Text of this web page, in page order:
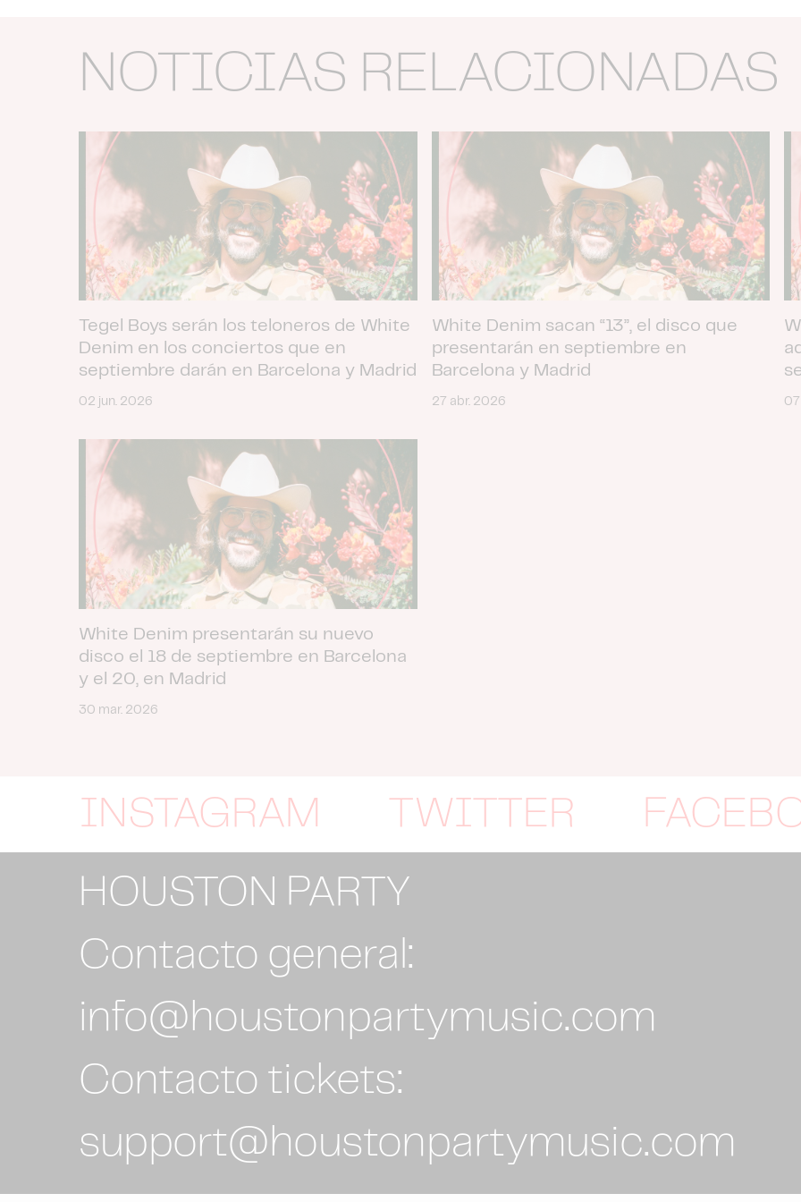
NOTICIAS RELACIONADAS
Tegel Boys serán los teloneros de White
Denim en los conciertos que en
septiembre darán en Barcelona y Madrid
02 jun. 2026
White Denim sacan “13”, el disco que
presentarán en septiembre en
Barcelona y Madrid
27 abr. 2026
White Denim presentarán su nuevo
disco el 18 de septiembre en Barcelona
y el 20, en Madrid
30 mar. 2026
INSTAGRAM TWITTER
HOUSTON PARTY
Contacto general:
info@houstonpartymusic.com
Contacto tickets:
support@houstonpartymusic.com